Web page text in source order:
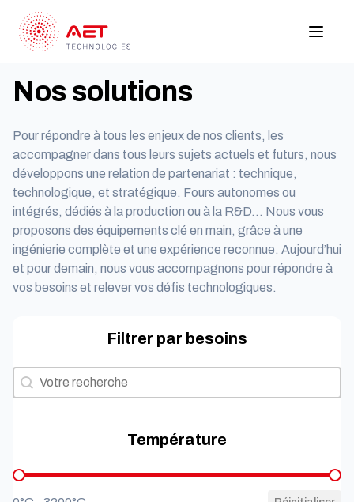
Nos solutions
Pour répondre à tous les enjeux de nos clients, les
accompagner dans tous leurs sujets actuels et futurs, nous
développons une relation de partenariat : technique,
technologique, et stratégique. Fours autonomes ou
intégrés, dédiés à la production ou à la R&D… Nous vous
proposons des équipements clé en main, grâce à une
ingénierie complète et une expérience reconnue. Aujourd’hui
et pour demain, nous vous accompagnons pour répondre à
vos besoins et relever vos défis technologiques.
Filtrer par besoins
Filtrer par besoins
Filtrer par besoins
Température
Température